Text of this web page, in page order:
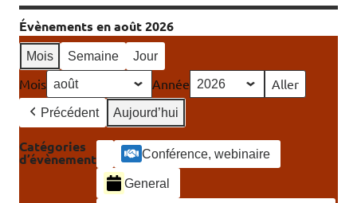
Évènements en août 2026
Mois Semaine Jour
Mois Année
Précédent Aujourd’hui
Catégories
d’évènement
Catégorie
sans
Conférence, webinaire
General